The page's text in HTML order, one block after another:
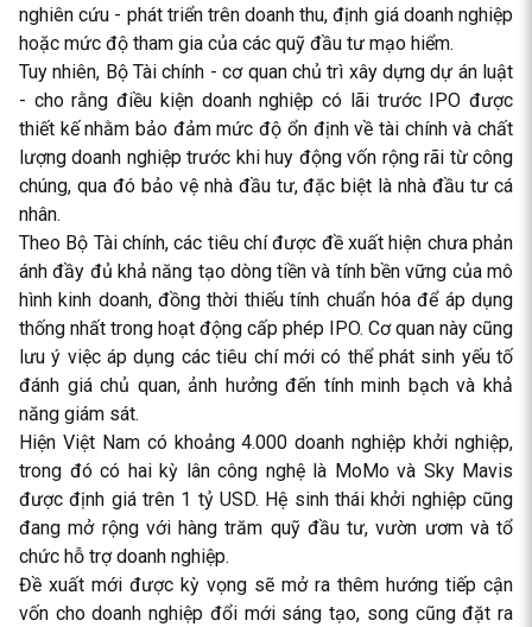
nghiên cứu - phát triển trên doanh thu, định giá doanh nghiệp
hoặc mức độ tham gia của các quỹ đầu tư mạo hiểm.
Tuy nhiên, Bộ Tài chính - cơ quan chủ trì xây dựng dự án luật
- cho rằng điều kiện doanh nghiệp có lãi trước IPO được
thiết kế nhằm bảo đảm mức độ ổn định về tài chính và chất
lượng doanh nghiệp trước khi huy động vốn rộng rãi từ công
chúng, qua đó bảo vệ nhà đầu tư, đặc biệt là nhà đầu tư cá
nhân.
Theo Bộ Tài chính, các tiêu chí được đề xuất hiện chưa phản
ánh đầy đủ khả năng tạo dòng tiền và tính bền vững của mô
hình kinh doanh, đồng thời thiếu tính chuẩn hóa để áp dụng
thống nhất trong hoạt động cấp phép IPO. Cơ quan này cũng
lưu ý việc áp dụng các tiêu chí mới có thể phát sinh yếu tố
đánh giá chủ quan, ảnh hưởng đến tính minh bạch và khả
năng giám sát.
Hiện Việt Nam có khoảng 4.000 doanh nghiệp khởi nghiệp,
trong đó có hai kỳ lân công nghệ là MoMo và Sky Mavis
được định giá trên 1 tỷ USD. Hệ sinh thái khởi nghiệp cũng
đang mở rộng với hàng trăm quỹ đầu tư, vườn ươm và tổ
chức hỗ trợ doanh nghiệp.
Đề xuất mới được kỳ vọng sẽ mở ra thêm hướng tiếp cận
vốn cho doanh nghiệp đổi mới sáng tạo, song cũng đặt ra